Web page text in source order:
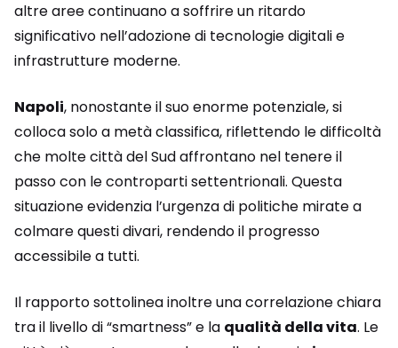
altre aree continuano a soffrire un ritardo
significativo nell’adozione di tecnologie digitali e
infrastrutture moderne.
Napoli, nonostante il suo enorme potenziale, si
colloca solo a metà classifica, riflettendo le difficoltà
che molte città del Sud affrontano nel tenere il
passo con le controparti settentrionali. Questa
situazione evidenzia l’urgenza di politiche mirate a
colmare questi divari, rendendo il progresso
accessibile a tutti.
Il rapporto sottolinea inoltre una correlazione chiara
tra il livello di “smartness” e la qualità della vita. Le